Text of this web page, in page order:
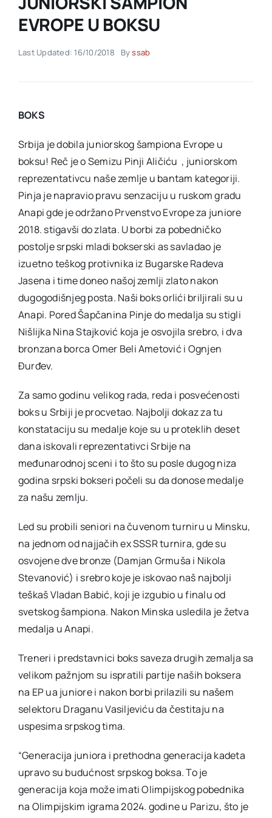
Akti SSAB
EVROPE U BOKSU
Last Updated: 16/10/2018 Byssab
BOKS
Srbija je dobila juniorskog šampiona Evrope u
boksu! Reč je o Semizu Pinji Aličiću , juniorskom
reprezentativcu naše zemlje u bantam kategoriji.
Pinja je napravio pravu senzaciju u ruskom gradu
Anapi gde je održano Prvenstvo Evrope za juniore
2018. stigavši do zlata. U borbi za pobedničko
postolje srpski mladi bokserski as savladao je
izuetno teškog protivnika iz Bugarske Radeva
Jasena i time doneo našoj zemlji zlato nakon
dugogodišnjeg posta. Naši boks orlići briljirali su u
Anapi. Pored Šapčanina Pinje do medalja su stigli
Nišlijka Nina Stajković koja je osvojila srebro, i dva
bronzana borca Omer Beli Ametović i Ognjen
Đurđev.
Za samo godinu velikog rada, reda i posvećenosti
boks u Srbiji je procvetao. Najbolji dokaz za tu
konstataciju su medalje koje su u proteklih deset
dana iskovali reprezentativci Srbije na
međunarodnoj sceni i to što su posle dugog niza
godina srpski bokseri počeli su da donose medalje
za našu zemlju.
Led su probili seniori na čuvenom turniru u Minsku,
na jednom od najjačih ex SSSR turnira, gde su
osvojene dve bronze (Damjan Grmuša i Nikola
Stevanović) i srebro koje je iskovao naš najbolji
teškaš Vladan Babić, koji je izgubio u finalu od
svetskog šampiona. Nakon Minska usledila je žetva
medalja u Anapi.
Treneri i predstavnici boks saveza drugih zemalja sa
velikom pažnjom su ispratili partije naših boksera
na EP ua juniore i nakon borbi prilazili su našem
selektoru Draganu Vasiljeviću da čestitaju na
uspesima srpskog tima.
“Generacija juniora i prethodna generacija kadeta
upravo su budućnost srpskog boksa. To je
generacija koja može imati Olimpijskog pobednika
na Olimpijskim igrama 2024. godine u Parizu, što je